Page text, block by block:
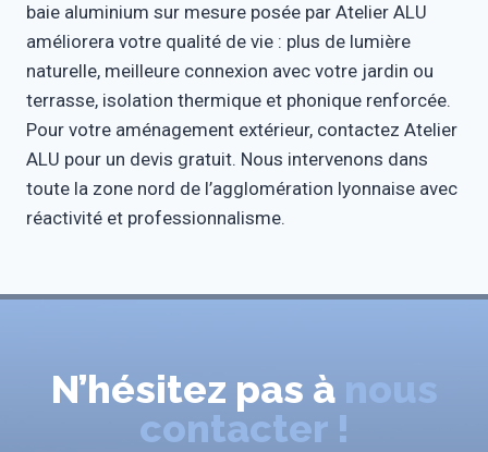
baie aluminium sur mesure posée par Atelier ALU
améliorera votre qualité de vie : plus de lumière
naturelle, meilleure connexion avec votre jardin ou
terrasse, isolation thermique et phonique renforcée.
Pour votre aménagement extérieur, contactez Atelier
ALU pour un devis gratuit. Nous intervenons dans
toute la zone nord de l’agglomération lyonnaise avec
réactivité et professionnalisme.
N’hésitez pas à nous
contacter !